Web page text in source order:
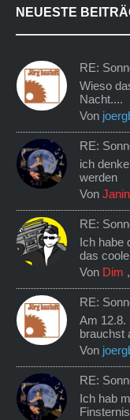
NEUESTE
RE:
Wieso
Nacht....
Von
RE:
ich
werden
Von
RE:
Ich habe
das
Von Dim
RE:
Am 12.8.
brauchst
Von
RE:
Ich hab